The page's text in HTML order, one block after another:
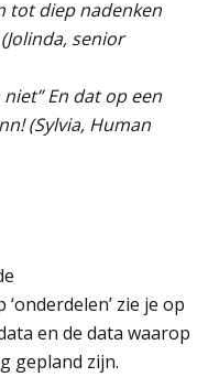
tot diep nadenken
senior
En dat op een
(Sylvia, Human
zie je op
en de data waarop
gepland zijn.